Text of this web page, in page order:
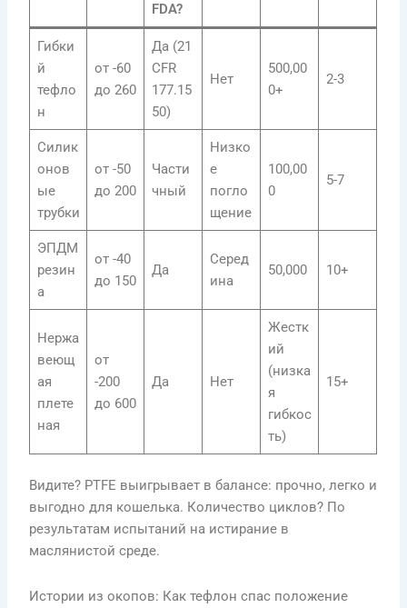
FDA?
Гибки
й
тефло
н
от -60
до 260
Да (21
CFR
177.15
50)
Нет
500,00
0+
2-3
Силик
онов
ые
трубки
от -50
до 200
Части
чный
Низко
е
погло
щение
100,00
0
5-7
ЭПДМ
резин
а
от -40
до 150
Да
Серед
ина
50,000 10+
Нержа
веющ
ая
плете
ная
от
-200
до 600
Да Нет
Жестк
ий
(низка
я
гибкос
ть)
15+
Видите? PTFE выигрывает в балансе: прочно, легко и
выгодно для кошелька. Количество циклов? По
результатам испытаний на истирание в
маслянистой среде.
Истории из окопов: Как тефлон спас положение